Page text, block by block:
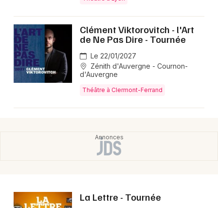
Choisir mes départements
Mon email
Je m'abonne
Clément Viktorovitch - l'Art
de Ne Pas Dire - Tournée
Le 22/01/2027
Zénith d'Auvergne - Cournon-
d'Auvergne
Théâtre à Clermont-Ferrand
La Lettre - Tournée